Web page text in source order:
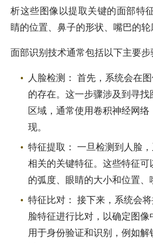
析这些图像以提取关键的面部特
睛的位置、鼻子的形状、嘴巴的轮
面部识别技术通常包括以下主要步
人脸检测： 首先，系统会在
的存在。这一步骤涉及到寻
区域，通常使用卷积神经网
现。
特征提取： 一旦检测到人脸
相关的关键特征。这些特征
的弧度、眼睛的大小和位置、
特征比对： 接下来，系统会
脸特征进行比对，以确定图
用于身份验证和识别，例如